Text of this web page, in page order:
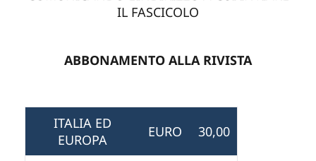
IL FASCICOLO
ABBONAMENTO ALLA RIVISTA
ITALIA ED
EUROPA
EURO 30,00